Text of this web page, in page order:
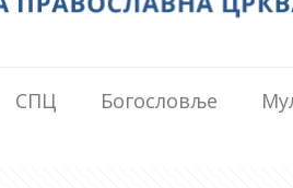
СПЦ Богословље